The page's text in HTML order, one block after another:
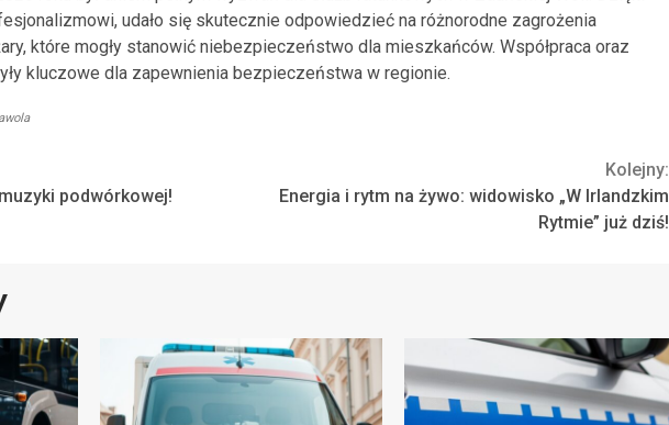
udało się skutecznie odpowiedzieć na różnorodne zagrożenia
które mogły stanowić niebezpieczeństwo dla mieszkańców. Współpraca oraz
kluczowe dla zapewnienia bezpieczeństwa w regionie.
podwórkowej!
Kolejny:
Energia i rytm na żywo: widowisko „W Irlandzkim
Rytmie” już dziś!